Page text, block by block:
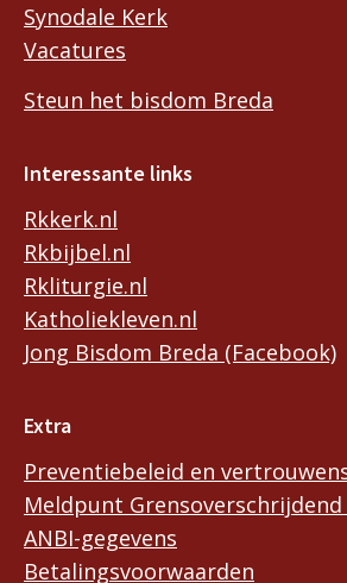
Synodale Kerk
Vacatures
Steun het bisdom Breda
Interessante links
Rkkerk.nl
Rkbijbel.nl
Rkliturgie.nl
Katholiekleven.nl
Jong Bisdom Breda (Facebook)
Extra
Preventiebeleid en
Meldpunt Grensoverschrijdend
ANBI-gegevens
Betalingsvoorwaarden